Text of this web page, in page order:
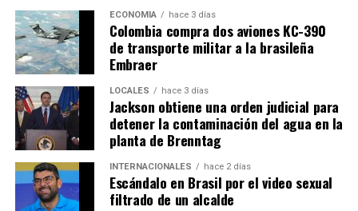
ECONOMÍA hace 3 días
Colombia compra dos aviones KC-390
de transporte militar a la brasileña
Embraer
LOCALES hace 3 días
Jackson obtiene una orden judicial para
detener la contaminación del agua en la
planta de Brenntag
INTERNACIONALES hace 2 días
Escándalo en Brasil por el video sexual
filtrado de un alcalde